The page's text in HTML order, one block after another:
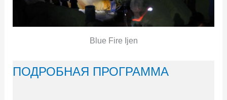
Blue Fire Ijen
ПОДРОБНАЯ ПРОГРАММА